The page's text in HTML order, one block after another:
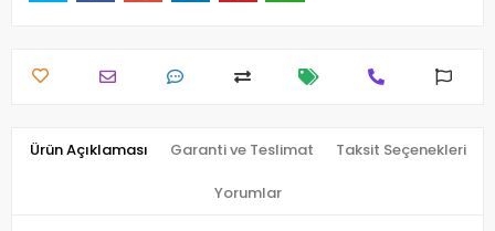
Ürün Açıklaması Garanti ve Teslimat Taksit Seçenekleri
Yorumlar